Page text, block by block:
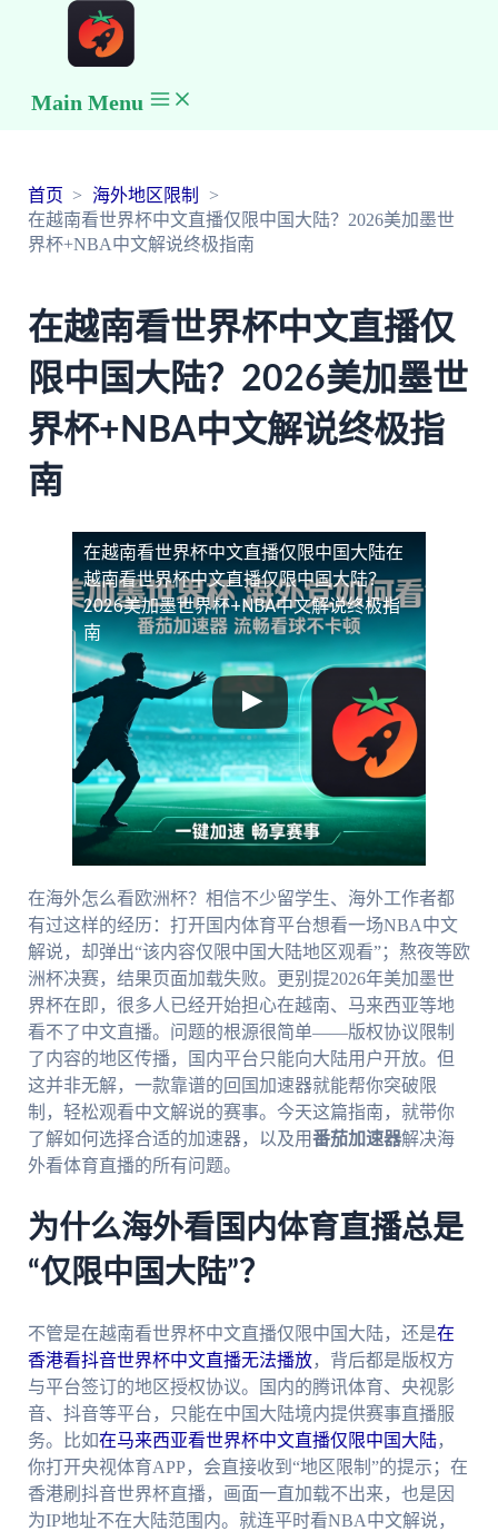
Main Menu
首页
海外地区限制
在越南看世界杯中文直播仅限中国大陆？2026美加墨世
界杯+NBA中文解说终极指南
在越南看世界杯中文直播仅
限中国大陆？2026美加墨世
界杯+NBA中文解说终极指
南
在越南看世界杯中文直播仅限中国大陆在
越南看世界杯中文直播仅限中国大陆？
2026美加墨世界杯+NBA中文解说终极指
南
在海外怎么看欧洲杯？相信不少留学生、海外工作者都
有过这样的经历：打开国内体育平台想看一场NBA中文
解说，却弹出“该内容仅限中国大陆地区观看”；熬夜等欧
洲杯决赛，结果页面加载失败。更别提2026年美加墨世
界杯在即，很多人已经开始担心在越南、马来西亚等地
看不了中文直播。问题的根源很简单——版权协议限制
了内容的地区传播，国内平台只能向大陆用户开放。但
这并非无解，一款靠谱的回国加速器就能帮你突破限
制，轻松观看中文解说的赛事。今天这篇指南，就带你
了解如何选择合适的加速器，以及用番茄加速器解决海
外看体育直播的所有问题。
为什么海外看国内体育直播总是
“仅限中国大陆”？
不管是在越南看世界杯中文直播仅限中国大陆，还是在
香港看抖音世界杯中文直播无法播放，背后都是版权方
与平台签订的地区授权协议。国内的腾讯体育、央视影
音、抖音等平台，只能在中国大陆境内提供赛事直播服
务。比如在马来西亚看世界杯中文直播仅限中国大陆，
你打开央视体育APP，会直接收到“地区限制”的提示；在
香港刷抖音世界杯直播，画面一直加载不出来，也是因
为IP地址不在大陆范围内。就连平时看NBA中文解说，